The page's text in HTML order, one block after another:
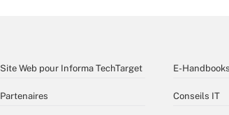
Site Web pour Informa TechTarget
Partenaires
E-
Conseils IT